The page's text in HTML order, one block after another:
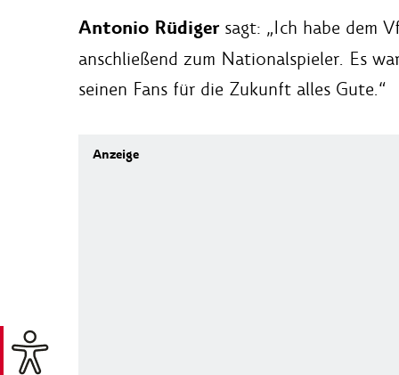
Antonio Rüdiger sagt: „Ich habe dem
anschließend zum Nationalspieler. Es
seinen Fans für die Zukunft alles Gute.“